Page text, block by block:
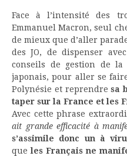
Face à l’intensité des
Emmanuel Macron, seul
de mieux que d’aller
des JO, de dispenser
conseils de gestion de la
japonais, pour aller se
Polynésie et reprendresa
taper sur la France et les
Avec cette phrase
ait grande efficacité à
s’assimile donc un à
queles Français ne